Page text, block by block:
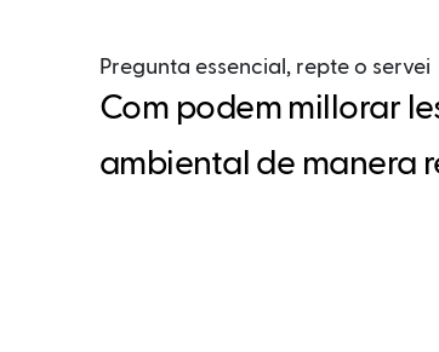
Pregunta essencial, repte o servei
Com podem millorar
ambiental de manera